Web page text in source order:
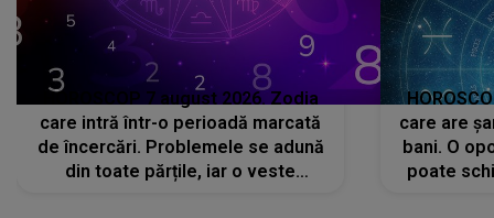
HOROSCOP 7 august 2026. Zodia
care intră într-o perioadă marcată
de încercări. Problemele se adună
din toate părțile, iar o veste
care are
bani. O
poate